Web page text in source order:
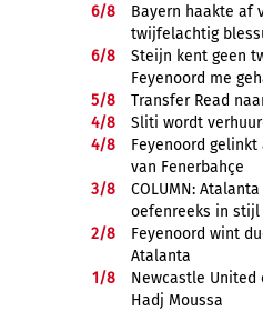
6/8
Bayern haakte af
twijfelachtig
6/8
Steijn kent geen
Feyenoord me
5/8
Transfer Read
4/8
Sliti wordt
4/8
Feyenoord
van Fenerbahçe
3/8
COLUMN:
oefenreeks in stijl
2/8
Feyenoord wint
Atalanta
1/8
Newcastle
Hadj Moussa